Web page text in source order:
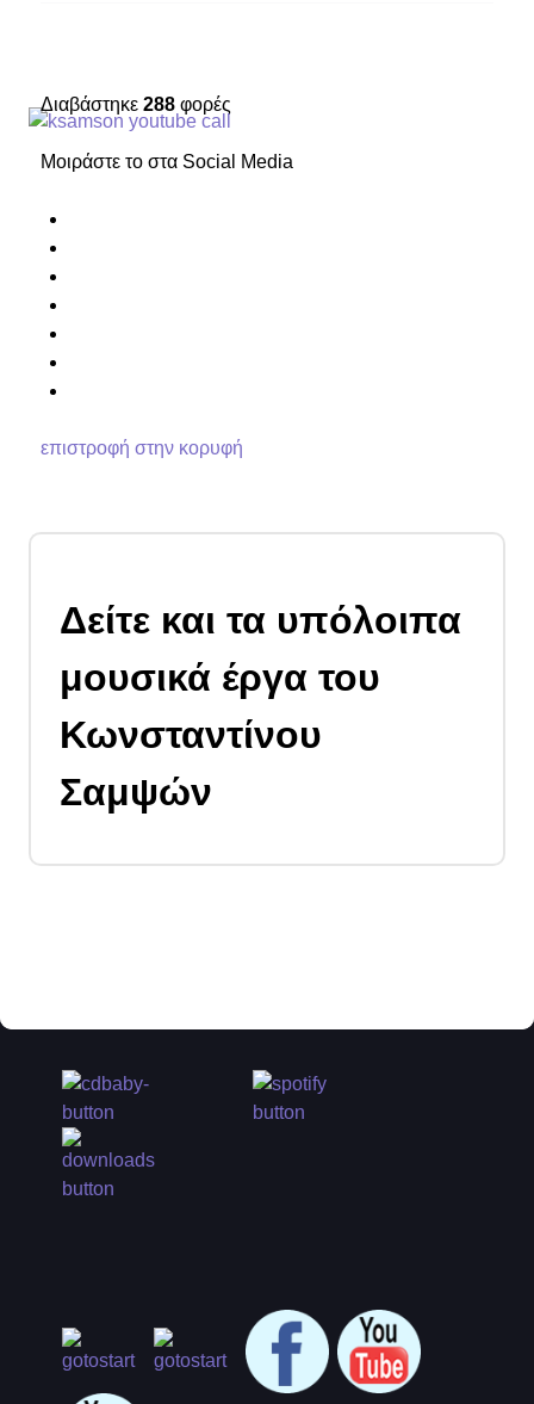
Διαβάστηκε 288 φορές
Μοιράστε το στα Social Media
επιστροφή στην κορυφή
Δείτε και τα υπόλοιπα
μουσικά έργα του
Κωνσταντίνου
Σαμψών